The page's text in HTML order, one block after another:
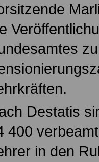
Destatis
400
in den